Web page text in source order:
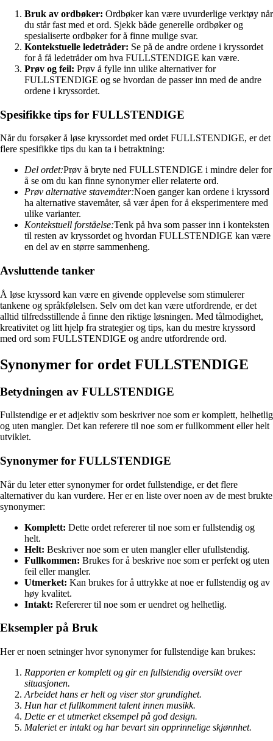
Bruk av ordbøker: Ordbøker kan være uvurderlige verktøy når
du står fast med et ord. Sjekk både generelle ordbøker og
spesialiserte ordbøker for å finne mulige svar.
Kontekstuelle ledetråder: Se på de andre ordene i kryssordet
for å få ledetråder om hva FULLSTENDIGE kan være.
Prøv og feil: Prøv å fylle inn ulike alternativer for
FULLSTENDIGE og se hvordan de passer inn med de andre
ordene i kryssordet.
Spesifikke tips for FULLSTENDIGE
Når du forsøker å løse kryssordet med ordet FULLSTENDIGE, er det
flere spesifikke tips du kan ta i betraktning:
Del ordet:Prøv å bryte ned FULLSTENDIGE i mindre deler for
å se om du kan finne synonymer eller relaterte ord.
Prøv alternative stavemåter:Noen ganger kan ordene i kryssord
ha alternative stavemåter, så vær åpen for å eksperimentere med
ulike varianter.
Kontekstuell forståelse:Tenk på hva som passer inn i konteksten
til resten av kryssordet og hvordan FULLSTENDIGE kan være
en del av en større sammenheng.
Avsluttende tanker
Å løse kryssord kan være en givende opplevelse som stimulerer
tankene og språkfølelsen. Selv om det kan være utfordrende, er det
alltid tilfredsstillende å finne den riktige løsningen. Med tålmodighet,
kreativitet og litt hjelp fra strategier og tips, kan du mestre kryssord
med ord som FULLSTENDIGE og andre utfordrende ord.
Synonymer for ordet FULLSTENDIGE
Betydningen av FULLSTENDIGE
Fullstendige er et adjektiv som beskriver noe som er komplett, helhetlig
og uten mangler. Det kan referere til noe som er fullkomment eller helt
utviklet.
Synonymer for FULLSTENDIGE
Når du leter etter synonymer for ordet fullstendige, er det flere
alternativer du kan vurdere. Her er en liste over noen av de mest brukte
synonymer:
Komplett: Dette ordet refererer til noe som er fullstendig og
helt.
Helt: Beskriver noe som er uten mangler eller ufullstendig.
Fullkommen: Brukes for å beskrive noe som er perfekt og uten
feil eller mangler.
Utmerket: Kan brukes for å uttrykke at noe er fullstendig og av
høy kvalitet.
Intakt: Refererer til noe som er uendret og helhetlig.
Eksempler på Bruk
Her er noen setninger hvor synonymer for fullstendige kan brukes:
Rapporten er komplett og gir en fullstendig oversikt over
situasjonen.
Arbeidet hans er helt og viser stor grundighet.
Hun har et fullkomment talent innen musikk.
Dette er et utmerket eksempel på god design.
Maleriet er intakt og har bevart sin opprinnelige skjønnhet.